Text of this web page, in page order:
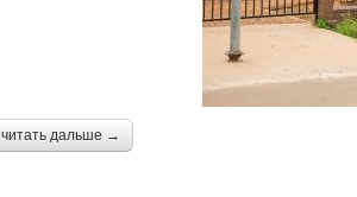
читать дальше →